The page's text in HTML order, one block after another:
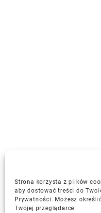
Strona korzysta z plików
aby dostować treści do
Prywatności. Możesz
Twojej przeglądarce.